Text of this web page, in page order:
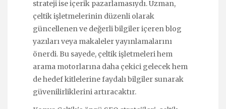
strateji ise içerik pazarlamasıydı. Uzman,
çeltik işletmelerinin düzenli olarak
güncellenen ve değerli bilgiler içeren blog
yazıları veya makaleler yayınlamalarını
önerdi. Bu sayede, çeltik işletmeleri hem
arama motorlarına daha çekici gelecek hem
de hedef kitlelerine faydalı bilgiler sunarak
güvenilirliklerini artıracaktır.